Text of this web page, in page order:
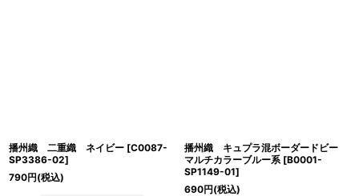
播州織 二重織 ネイビー [C0087-
SP3386-02]
790円(税込)
播州織 キュプラ混ボーダードビー
マルチカラーブルー系 [B0001-
SP1149-01]
690円(税込)